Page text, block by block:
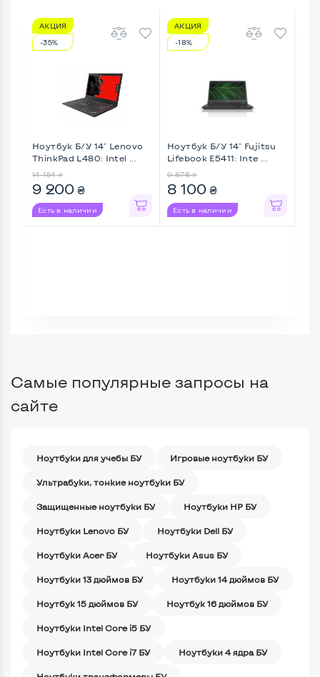
АКЦИЯ
-35%
Ноутбук Б/У 14" Lenovo
ThinkPad L480: Intel ...
14 154 ₴
9 200 ₴
Есть в наличии
АКЦИЯ
-18%
Ноутбук Б/У 14" Fujitsu
Lifebook E5411: Inte ...
9 878 ₴
8 100 ₴
Есть в наличии
Самые популярные запросы на
сайте
Ноутбуки для учебы БУ Игровые ноутбуки БУ
Ультрабуки, тонкие ноутбуки БУ
Защищенные ноутбуки БУ Ноутбуки HP БУ
Ноутбуки Lenovo БУ Ноутбуки Dell БУ
Ноутбуки Acer БУ Ноутбуки Asus БУ
Ноутбуки 13 дюймов БУ Ноутбуки 14 дюймов БУ
Ноутбук 15 дюймов БУ Ноутбук 16 дюймов БУ
Ноутбуки Intel Core i5 БУ
Ноутбуки Intel Core i7 БУ Ноутбуки 4 ядра БУ